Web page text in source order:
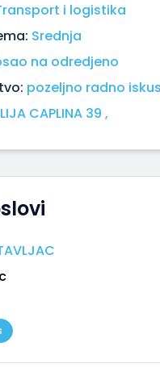
i logistika
Srednja
na odredjeno
pozeljno radno
CAPLINA 39 ,